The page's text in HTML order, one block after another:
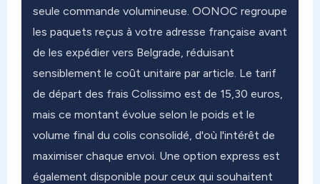
seule commande volumineuse. OONOC regroupe
les paquets reçus à votre adresse française avant
de les expédier vers Belgrade, réduisant
sensiblement le coût unitaire par article. Le tarif
de départ des frais Colissimo est de 15,30 euros,
mais ce montant évolue selon le poids et le
volume final du colis consolidé, d'où l'intérêt de
maximiser chaque envoi. Une option express est
également disponible pour ceux qui souhaitent